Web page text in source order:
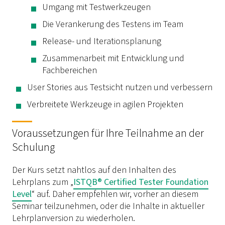
Umgang mit Testwerkzeugen
Die Verankerung des Testens im Team
Release- und Iterationsplanung
Zusammenarbeit mit Entwicklung und
Fachbereichen
User Stories aus Testsicht nutzen und verbessern
Verbreitete Werkzeuge in agilen Projekten
Voraussetzungen für Ihre Teilnahme an der
Schulung
Der Kurs setzt nahtlos auf den Inhalten des
Lehrplans zum „ISTQB® Certified Tester Foundation
Level“ auf. Daher empfehlen wir, vorher an diesem
Seminar teilzunehmen, oder die Inhalte in aktueller
Lehrplanversion zu wiederholen.